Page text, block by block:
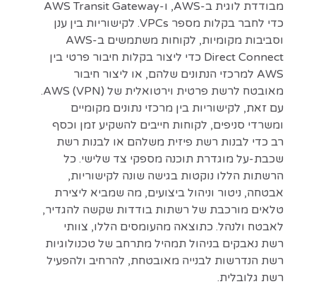
מבודדת לוגית ב-AWS, ו-AWS Transit Gateway
כדי לחבר בקלות מספר VPCs. לקישוריות בין ענן
וסביבות מקומיות, לקוחות משתמשים ב-AWS
Direct Connect כדי ליצור בקלות חיבור פרטי בין
AWS למרכזי הנתונים שלהם, או ליצור חיבור
מאובטח לרשת פרטית וירטואלית של AWS (VPN).
עם זאת, לקישוריות בין מרכזי נתונים מקומיים
ומשרדי סניפים, לקוחות חייבים להשקיע זמן וכסף
רב כדי לבנות רשת פיזית משלהם או לבנות רשת
שכבת-על מוגדרת תוכנה מספקי צד שלישי. כל
הרשתות הללו נוקטות בגישה שונה לקישוריות,
אבטחה, ניטור וניהול ביצועים, מה שמביא ליצירת
טלאים מורכבת של רשתות בודדות שקשה להגדיר,
לאבטח ולנהל. כתוצאה מהעומסים הללו, צוותי
רשת נאבקים בניהול תמהיל מתרחב של טכנולוגיות
רשת הנדרשות לבנייה מאובטחת, להרחיב ולהפעיל
רשת גלובלית.